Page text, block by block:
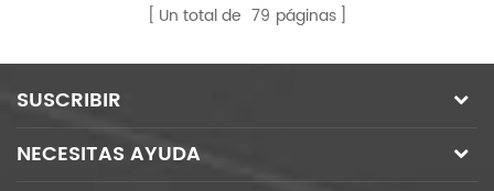
Un total de 79 páginas
SUSCRIBIR
NECESITAS AYUDA